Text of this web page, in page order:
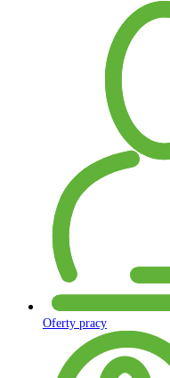
Oferty pracy